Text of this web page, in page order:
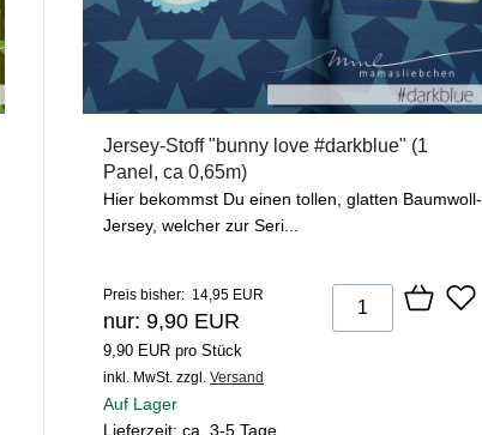
Jersey-Stoff "bunny love #darkblue" (1
Panel, ca 0,65m)
Hier bekommst Du einen tollen, glatten Baumwoll-
Jersey, welcher zur Seri...
Preis bisher: 14,95 EUR
nur: 9,90 EUR
9,90 EUR pro Stück
inkl. MwSt. zzgl. Versand
Auf Lager
Lieferzeit: ca. 3-5 Tage